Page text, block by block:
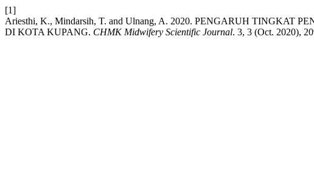
[1]
Ariesthi, K., Mindarsih, T. and Ulnang, A. 2020. PENGARUH
DI KOTA KUPANG. CHMK Midwifery Scientific Journal. 3, 3 (Oct. 2020),